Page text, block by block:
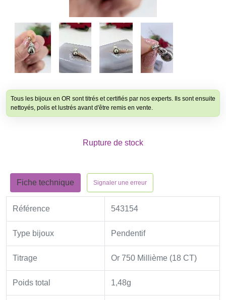
Tous les bijoux en OR sont titrés et certifiés par nos experts. Ils sont ensuite
nettoyés, polis et lustrés avant d'être remis en vente.
Rupture de stock
Fiche technique Signaler une erreur
Référence 543154
Type bijoux Pendentif
Titrage Or 750 Millième (18 CT)
Poids total 1,48g